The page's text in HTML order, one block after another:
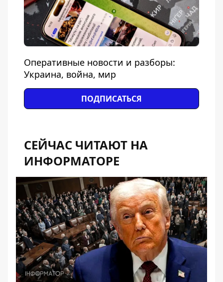
Оперативные новости и разборы:
Украина, война, мир
ПОДПИСАТЬСЯ
СЕЙЧАС ЧИТАЮТ НА
ИНФОРМАТОРЕ